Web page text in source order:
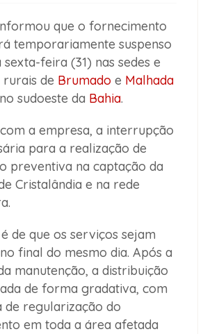
que o fornecimento
temporariamente suspenso
feira (31) nas sedes e
rurais de Brumado e Malhada
sudoeste da Bahia.
a empresa, a interrupção
para a realização de
preventiva na captação da
Cristalândia e na rede
de que os serviços sejam
final do mesmo dia. Após a
manutenção, a distribuição
de forma gradativa, com
de regularização do
em toda a área afetada